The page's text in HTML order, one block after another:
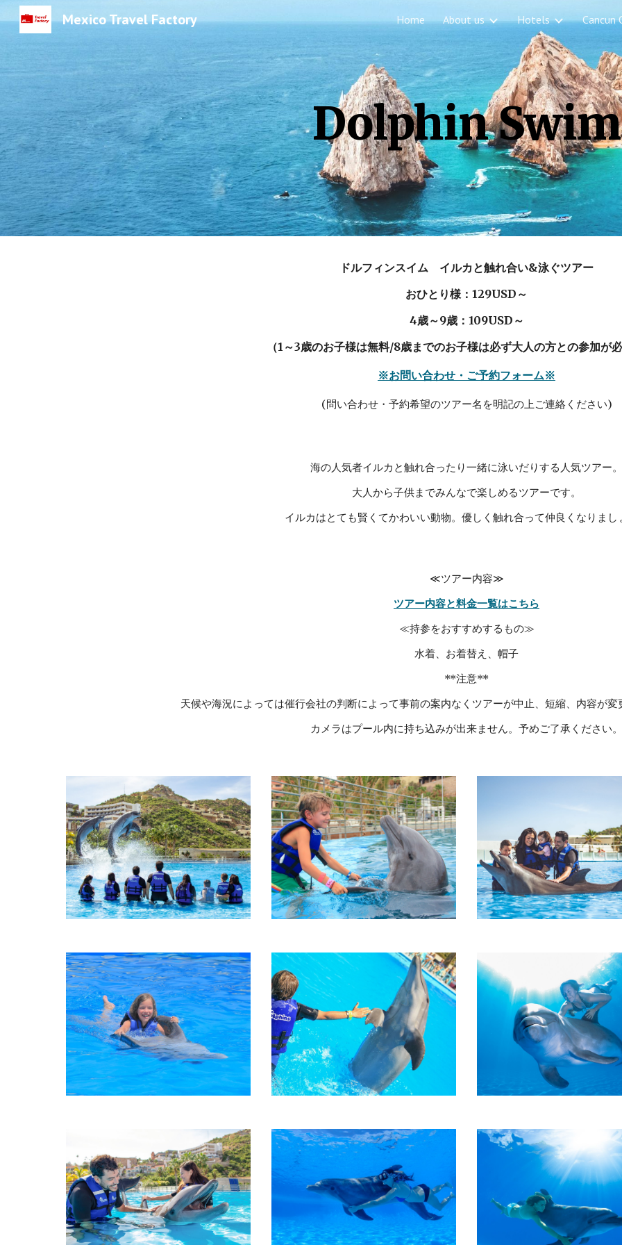
Skip to main content Skip to
Mexico Travel Factory Home About us Hotels Cancun
Dolphin Swim
ドルフィンスイム
イルカと触れ合い&泳ぐツアー
おひとり様：129USD～
4歳～9歳：109USD～
（1～3歳のお子様は無料/8歳までのお子様は必ず大人の方との参加が
※お問い合わせ・ご予約フォーム※
(問い合わせ・予約希望のツアー名を明記の上ご連絡ください)
海の人気者イルカと触れ合ったり一緒に泳いだりする人気ツアー。
大人から子供までみんなで楽しめるツアーです。
イルカはとても賢くてかわいい動物。優しく触れ合って仲良くなりまし
≪ツアー内容≫
ツアー内容と料金一覧はこちら
≪持参をおすすめするもの≫
水着、お着替え、帽子
**注意**
天候や海況によっては催行会社の判断によって事前の案内なくツアーが中止、短縮、内容が変
カメラはプール内に持ち込みが出来ません。予めご了承ください。